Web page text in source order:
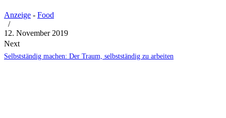
Anzeige - Food
/
12. November 2019
Next
Selbstständig machen: Der Traum, selbstständig zu arbeiten